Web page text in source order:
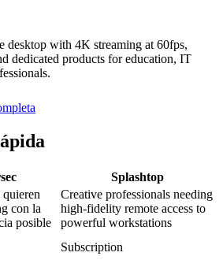
desktop with 4K streaming at 60fps,
dedicated products for education, IT
Splashtop
quieren
con la
posible
Creative professionals needing
high-fidelity remote access to
powerful workstations
Subscription